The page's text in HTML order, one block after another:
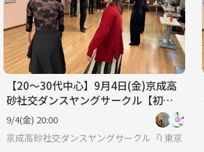
【20〜30代中心】9月4日(金)京成高
砂社交ダンスヤングサークル【初心
者🔰歓迎】
9/4(金) 20:00
京成高砂社交ダンスヤングサークル『HSDC』🔰
東京